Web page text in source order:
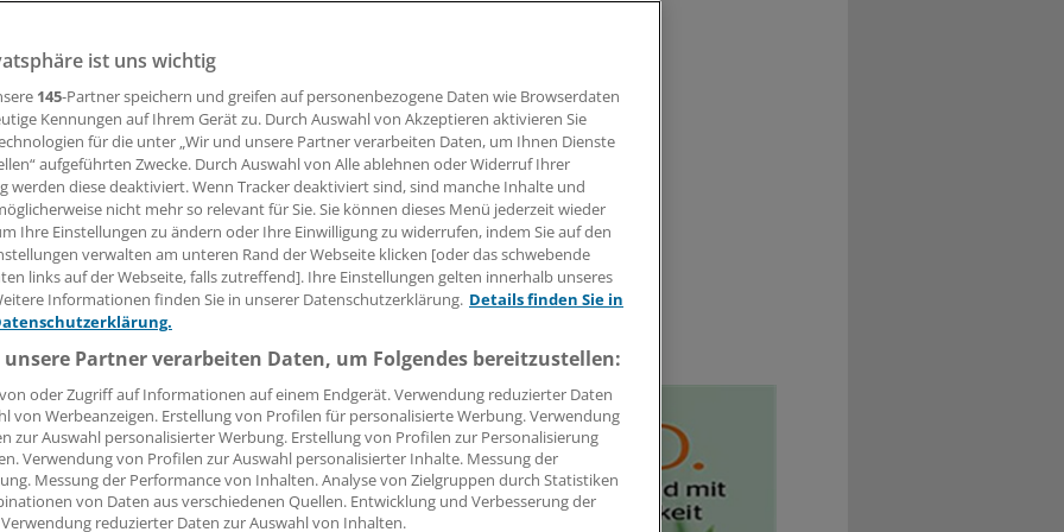
ist das aktuelle weltweite Wissen zu Cannabis auf den Punkt
Forscher haben dazu über 2000 Studien ausgewertet. Das Fazit zur
Anwendung: Bei Cannabis ist bisher nur wenig gesichert.
Thomas Meißner
05:02 Uhr
ist uns wichtig
145-Partner speichern und greifen auf personenbezogene Daten wie Browserdaten
Kennungen auf Ihrem Gerät zu. Durch Auswahl von Akzeptieren aktivieren Sie
für die unter „Wir und unsere Partner verarbeiten Daten, um Ihnen Dienste
aufgeführten Zwecke. Durch Auswahl von Alle ablehnen oder Widerruf Ihrer
werden diese deaktiviert. Wenn Tracker deaktiviert sind, sind manche Inhalte und
nicht mehr so relevant für Sie. Sie können dieses Menü jederzeit wieder
Ihre Einstellungen zu ändern oder Ihre Einwilligung zu widerrufen, indem Sie auf den
verwalten am unteren Rand der Webseite klicken [oder das schwebende
links auf der Webseite, falls zutreffend]. Ihre Einstellungen gelten innerhalb unseres
Informationen finden Sie in unserer Datenschutzerklärung. Details finden Sie in
Partner verarbeiten Daten, um Folgendes bereitzustellen:
oder Zugriff auf Informationen auf einem Endgerät. Verwendung reduzierter Daten
von Werbeanzeigen. Erstellung von Profilen für personalisierte Werbung. Verwendung
zur Auswahl personalisierter Werbung. Erstellung von Profilen zur Personalisierung
Verwendung von Profilen zur Auswahl personalisierter Inhalte. Messung der
Messung der Performance von Inhalten. Analyse von Zielgruppen durch Statistiken
von Daten aus verschiedenen Quellen. Entwicklung und Verbesserung der
reduzierter Daten zur Auswahl von Inhalten.